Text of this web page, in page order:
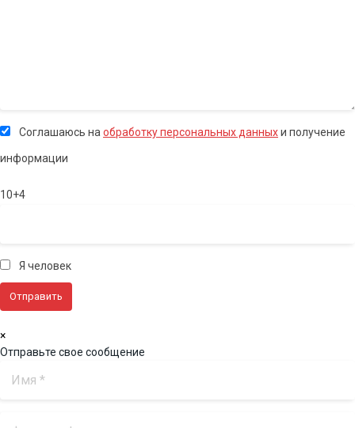
Соглашаюсь на обработку персональных данныхи получение
информации
10+4
Я человек
×
Отправьте свое сообщение